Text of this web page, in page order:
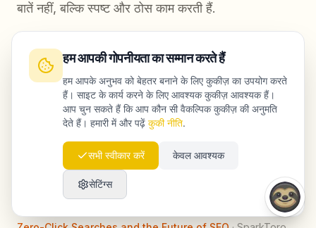
बातें नहीं, बल्कि स्पष्ट और ठोस काम करती हैं.
क्या आप जानना चाहते हैं कि ranked search results और
AI answers, दोनों जगह आपका ब्रांड अभी कहाँ खड़ा है?
Launchmind के साथ मुफ्त consultation बुक करेंऔर
एक ही session में अपनी SEO rankings और AI citation
coverage का ठोस audit पाइए.
हम आपकी गोपनीयता का सम्मान करते हैं
हम आपके अनुभव को बेहतर बनाने के लिए कुकीज़ का उपयोग करते
हैं। साइट के कार्य करने के लिए आवश्यक कुकीज़ आवश्यक हैं।
आप चुन सकते हैं कि आप कौन सी वैकल्पिक कुकीज़ की अनुमति
देते हैं। हमारी में और पढ़ें कुकी नीति.
सभी स्वीकार करें केवल आवश्यक
सेटिंग्स